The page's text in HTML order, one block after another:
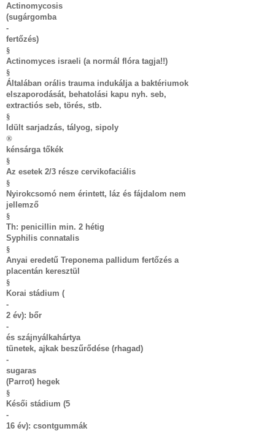
Actinomycosis
(sugárgomba
-
fertőzés)
§
Actinomyces israeli (a normál flóra tagja!!)
§
Általában orális trauma indukálja a baktériumok
elszaporodását, behatolási kapu nyh. seb,
extractiós seb, törés, stb.
§
Idült sarjadzás, tályog, sipoly
®
kénsárga tőkék
§
Az esetek 2/3 része cervikofaciális
§
Nyirokcsomó nem érintett, láz és fájdalom nem
jellemző
§
Th: penicillin min. 2 hétig
Syphilis connatalis
§
Anyai eredetű Treponema pallidum fertőzés a
placentán keresztül
§
Korai stádium (
-
2 év): bőr
-
és szájnyálkahártya
tünetek, ajkak beszűrődése (rhagad)
-
sugaras
(Parrot) hegek
§
Késői stádium (5
-
16 év): csontgummák